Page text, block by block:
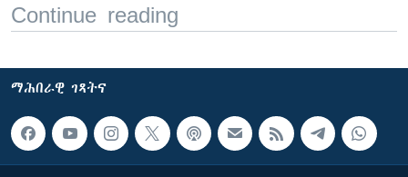
Continue reading
ማሕበራዊ ገጻትና